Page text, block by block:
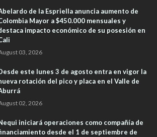
de la Espriella anuncia aumento de
Mayor a $450.000 mensuales y
impacto económico de su posesión en
03, 2026
este lunes 3 de agosto entra en vigor la
rotación del pico y placa en el Valle de
02, 2026
iniciará operaciones como compañía de
desde el 1 de septiembre de